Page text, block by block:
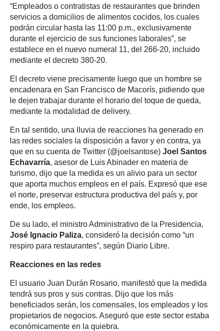
“Empleados o contratistas de restaurantes que brinden
servicios a domicilios de alimentos cocidos, los cuales
podrán circular hasta las 11:00 p.m., exclusivamente
durante el ejercicio de sus funciones laborales”, se
establece en el nuevo numeral 11, del 266-20, incluido
mediante el decreto 380-20.
El decreto viene precisamente luego que un hombre se
encadenara en San Francisco de Macorís, pidiendo que
le dejen trabajar durante el horario del toque de queda,
mediante la modalidad de delivery.
En tal sentido, una lluvia de reacciones ha generado en
las redes sociales la disposición a favor y en contra, ya
que en su cuenta de Twitter (@joelsantose) Joel Santos
Echavarría, asesor de Luis Abinader en materia de
turismo, dijo que la medida es un alivio para un sector
que aporta muchos empleos en el país. Expresó que ese
el norte, preservar estructura productiva del país y, por
ende, los empleos.
De su lado, el ministro Administrativo de la Presidencia,
José Ignacio Paliza, consideró la decisión como “un
respiro para restaurantes”, según Diario Libre.
Reacciones en las redes
El usuario Juan Durán Rosario, manifestó que la medida
tendrá sus pros y sus contras. Dijo que los más
beneficiados serán, los comensales, los empleados y los
propietarios de negocios. Aseguró que este sector estaba
económicamente en la quiebra.